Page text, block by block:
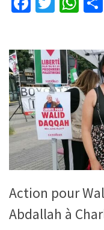
Action pour
Abdallah à